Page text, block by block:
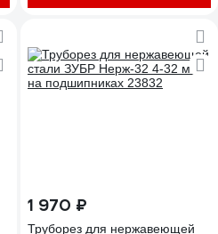
1 970 ₽
Труборез для нержавеющей